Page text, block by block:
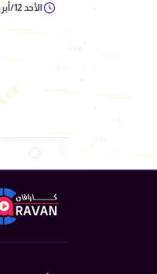
الأحد 12/أبريل/2026 - 10:52 م